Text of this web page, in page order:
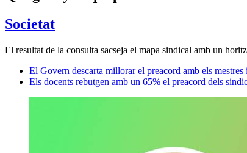
Societat
El resultat de la consulta sacseja el mapa sindical amb un
El Govern descarta millorar el preacord amb els
Els docents rebutgen amb un 65% el preacord dels